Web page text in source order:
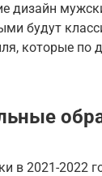
дизайн
будут
которые по
в 2021-2022